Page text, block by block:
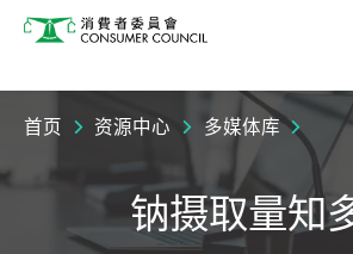
消费者委员会
首页 资源中心 多媒体库
钠摄取量知